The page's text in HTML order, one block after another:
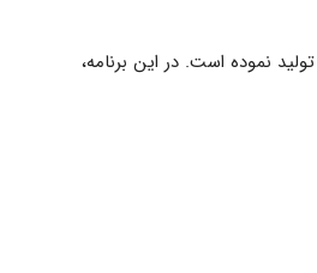
نموده است. در این برنامه،